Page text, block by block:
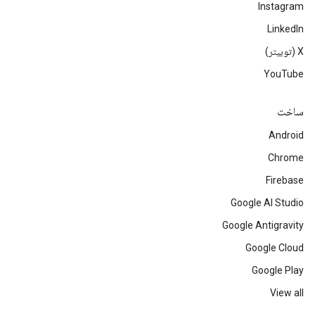
Instagram
LinkedIn
‫X (توییتر)
YouTube
ساخت
Android
Chrome
Firebase
Google AI Studio
Google Antigravity
Google Cloud
Google Play
View all